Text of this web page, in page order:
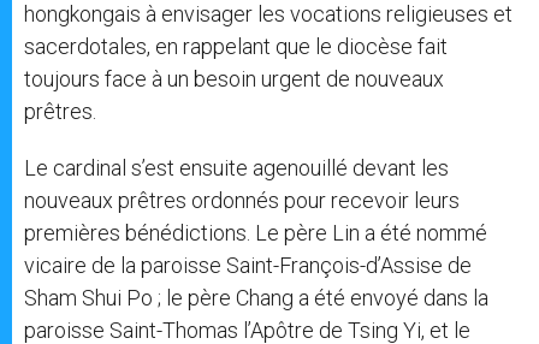
hongkongais à envisager les vocations religieuses et
sacerdotales, en rappelant que le diocèse fait
toujours face à un besoin urgent de nouveaux
prêtres.
Le cardinal s’est ensuite agenouillé devant les
nouveaux prêtres ordonnés pour recevoir leurs
premières bénédictions. Le père Lin a été nommé
vicaire de la paroisse Saint-François-d’Assise de
Sham Shui Po ; le père Chang a été envoyé dans la
paroisse Saint-Thomas l’Apôtre de Tsing Yi, et le